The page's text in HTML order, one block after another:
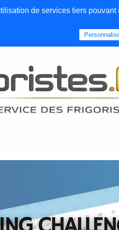
Emploi
de services tiers pouvant